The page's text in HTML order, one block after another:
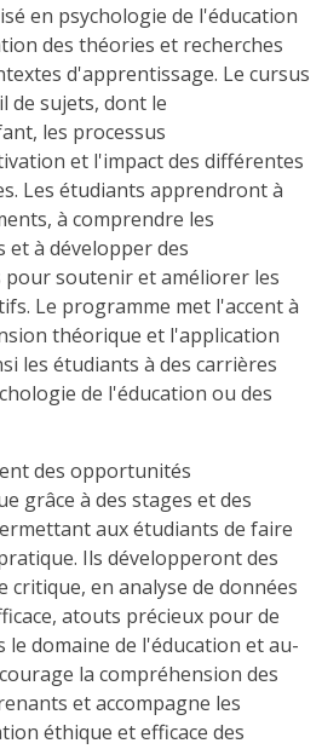
en psychologie de l'éducation
des théories et recherches
d'apprentissage. Le cursus
de sujets, dont le
les processus
et l'impact des différentes
Les étudiants apprendront à
à comprendre les
et à développer des
pour soutenir et améliorer les
Le programme met l'accent à
théorique et l'application
les étudiants à des carrières
de l'éducation ou des
des opportunités
grâce à des stages et des
aux étudiants de faire
Ils développeront des
critique, en analyse de données
atouts précieux pour de
domaine de l'éducation et au-
la compréhension des
et accompagne les
éthique et efficace des